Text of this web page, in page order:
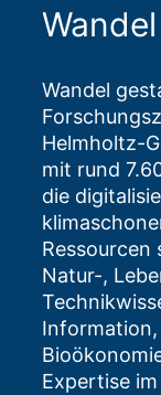
Wandel
Helmholtz-
mit rund
die
Natur-,
Information,
Expertise